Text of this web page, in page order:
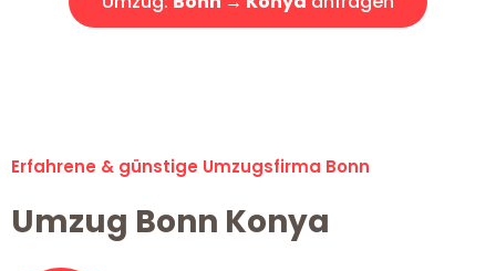
Erfahrene & günstige Umzugsfirma Bonn
Umzug Bonn Konya